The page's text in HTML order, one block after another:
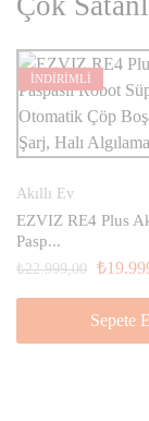
İNDİRİMLİ
Akıllı Ev
EZVIZ RE4 Plus
Pasp...
₺22.999,00 ₺
Sepete